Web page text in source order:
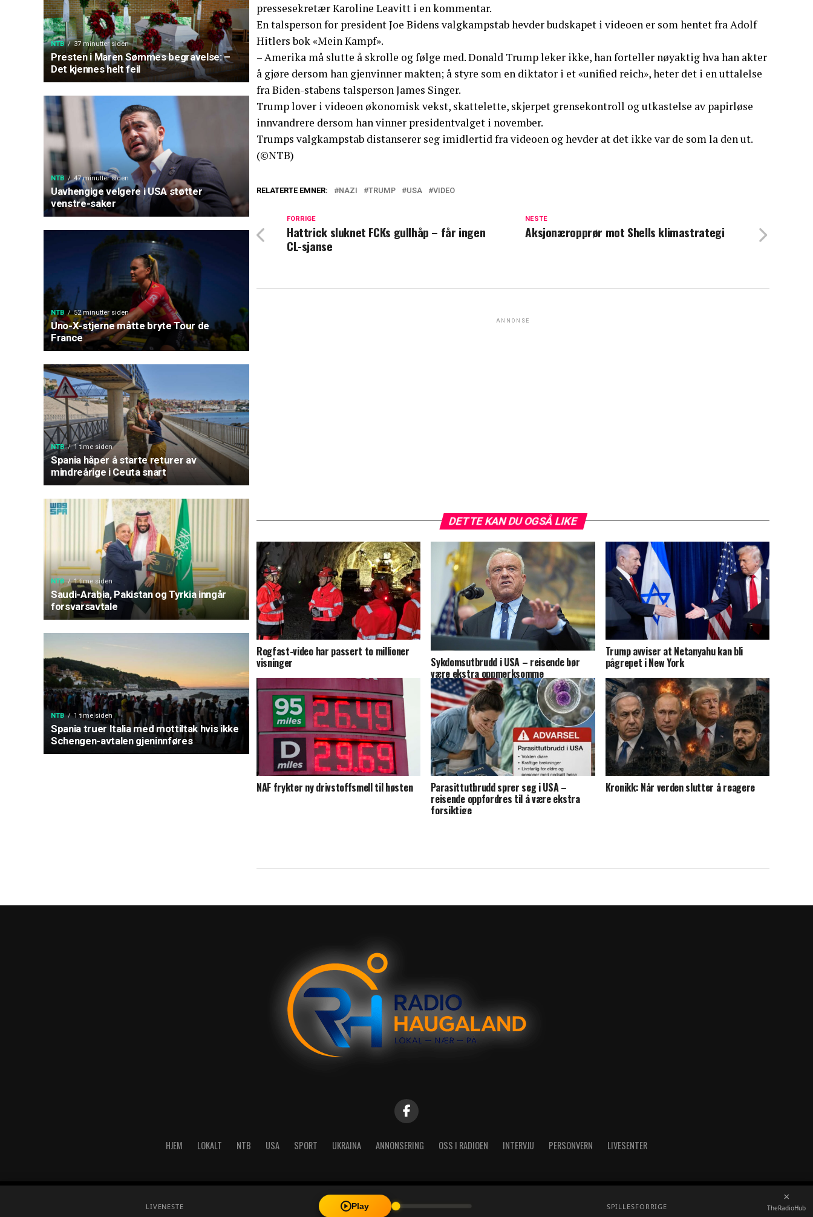
NTB 37 minutter siden
Presten i Maren Sømmes begravelse: –
Det kjennes helt feil
NTB 47 minutter siden
Uavhengige velgere i USA støtter
venstre-saker
NTB 52 minutter siden
Uno-X-stjerne måtte bryte Tour de
France
NTB 1 time siden
Spania håper å starte returer av
mindreårige i Ceuta snart
NTB 1 time siden
Saudi-Arabia, Pakistan og Tyrkia inngår
forsvarsavtale
NTB 1 time siden
Spania truer Italia med mottiltak hvis ikke
Schengen-avtalen gjeninnføres
pressesekretær Karoline Leavitt i en kommentar.
En talsperson for president Joe Bidens valgkampstab hevder budskapet i videoen er som hentet fra Adolf
Hitlers bok «Mein Kampf».
– Amerika må slutte å skrolle og følge med. Donald Trump leker ikke, han forteller nøyaktig hva han akter
å gjøre dersom han gjenvinner makten; å styre som en diktator i et «unified reich», heter det i en uttalelse
fra Biden-stabens talsperson James Singer.
Trump lover i videoen økonomisk vekst, skattelette, skjerpet grensekontroll og utkastelse av papirløse
innvandrere dersom han vinner presidentvalget i november.
Trumps valgkampstab distanserer seg imidlertid fra videoen og hevder at det ikke var de som la den ut.
(©NTB)
RELATERTE EMNER: NAZI TRUMP USA VIDEO
NESTE
Aksjonæropprør mot Shells klimastrategi
FORRIGE
Hattrick sluknet FCKs gullhåp – får ingen
CL-sjanse
ANNONSE
DETTE KAN DU OGSÅ LIKE
Rogfast-video har passert to millioner
visninger Sykdomsutbrudd i USA – reisende bør
være ekstra oppmerksomme
Trump avviser at Netanyahu kan bli
pågrepet i New York
NAF frykter ny drivstoffsmell til høsten Parasittutbrudd sprer seg i USA –
reisende oppfordres til å være ekstra
forsiktige
Kronikk: Når verden slutter å reagere
HJEM LOKALT NTB USA SPORT UKRAINA ANNONSERING OSS I RADIOEN INTERVJU PERSONVERN LIVESENTER
Copyright © 2026 A-Media AS | Radio Haugaland - Haraldsgata 114, 5527 Haugesund - Mail: post@radioh.no - Telefon: 52717273
LIVENESTE Play SPILLESFORRIGE
×
TheRadioHub